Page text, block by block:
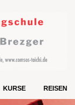
KURSE REISEN